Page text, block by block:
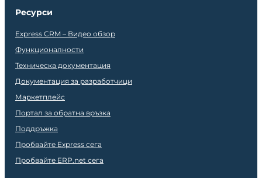
Ресурси
Express CRM – Видео обзор
Функционалности
Техническа документация
Документация за разработчици
Маркетплейс
Портал за обратна връзка
Поддръжка
Пробвайте Express сега
Пробвайте ERP.net сега